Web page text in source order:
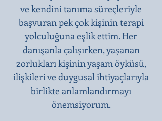
ve kendini tanıma süreçleriyle
başvuran pek çok kişinin terapi
yolculuğuna eşlik ettim. Her
danışanla çalışırken, yaşanan
zorlukları kişinin yaşam öyküsü,
ilişkileri ve duygusal ihtiyaçlarıyla
birlikte anlamlandırmayı
önemsiyorum.